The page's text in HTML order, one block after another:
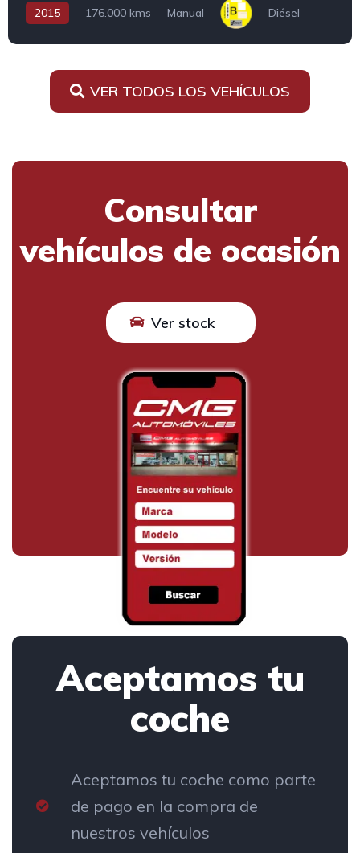
2015 176.000 kms Manual Diésel
VER TODOS LOS VEHÍCULOS
Consultar
vehículos de ocasión
Ver stock
Aceptamos tu
coche
Aceptamos tu coche como parte
de pago en la compra de
nuestros vehículos